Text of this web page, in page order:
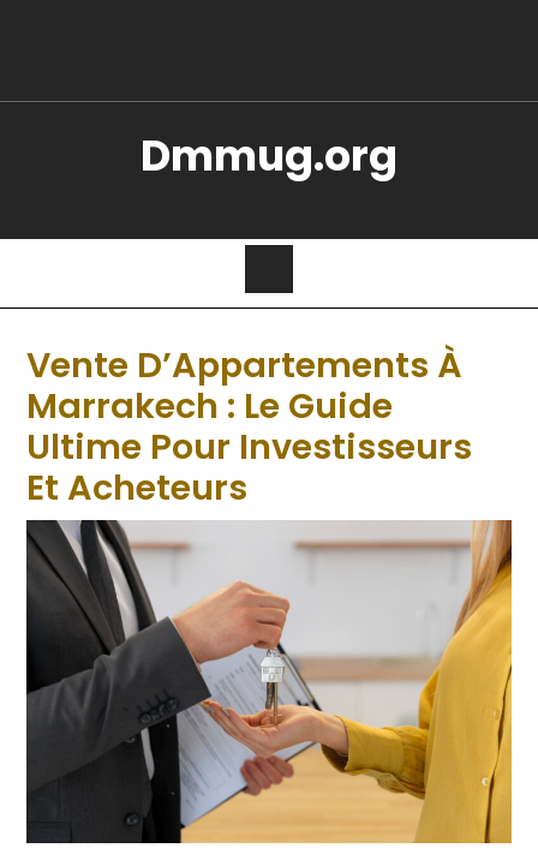
Dmmug.org
Vente D’Appartements À
Marrakech : Le Guide
Ultime Pour Investisseurs
Et Acheteurs